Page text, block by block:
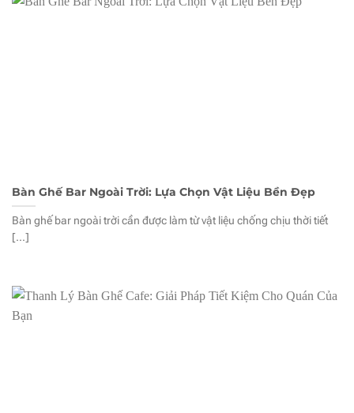
Bàn Ghế Bar Ngoài Trời: Lựa Chọn Vật Liệu Bền Đẹp
Bàn ghế bar ngoài trời cần được làm từ vật liệu chống chịu thời tiết
[...]